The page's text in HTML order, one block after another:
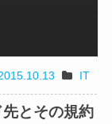
カ
テ
ゴ
IT
とその規約